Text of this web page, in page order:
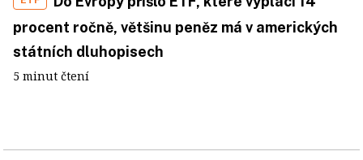
procent ročně, většinu peněz má v amerických
státních dluhopisech
5 minut čtení